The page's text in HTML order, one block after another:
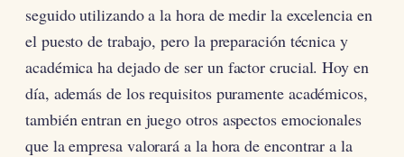
seguido utilizando a la hora de medir la excelencia en
el puesto de trabajo, pero la preparación técnica y
académica ha dejado de ser un factor crucial. Hoy en
día, además de los requisitos puramente académicos,
también entran en juego otros aspectos emocionales
que la empresa valorará a la hora de encontrar a la